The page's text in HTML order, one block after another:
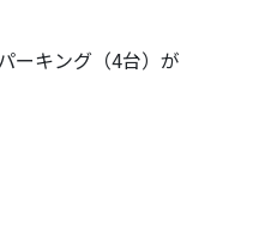
ーキング（4台）が